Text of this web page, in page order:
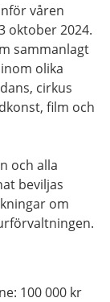
våren
oktober 2024.
sammanlagt
olika
cirkus
film och
och alla
beviljas
om
100 000 kr